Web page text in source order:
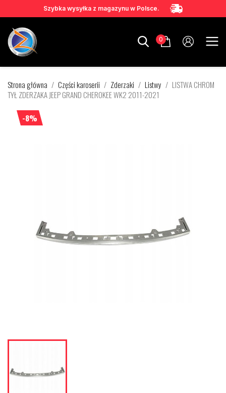
Szybka wysyłka z magazynu w Polsce.
0
Strona główna Części karoserii Zderzaki Listwy
LISTWA CHROM
TYŁ ZDERZAKA JEEP GRAND CHEROKEE WK2 2011-2021
-8%